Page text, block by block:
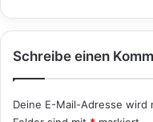
Schreibe einen
Deine E-Mail-Adresse